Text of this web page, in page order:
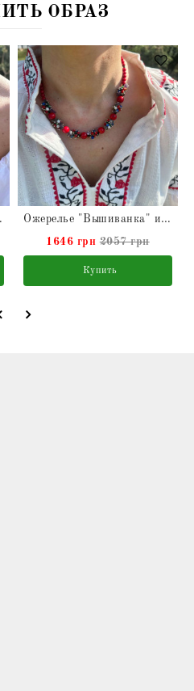
ОБРАЗ
Ожерелье "Вышиванка" из Коралла натурального
1646 грн 2057 грн
Купить